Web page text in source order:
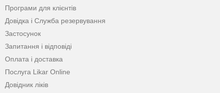
Програми для клієнтів
Довідка і Служба резервування
Застосунок
Запитання і відповіді
Оплата і доставка
Послуга Likar Online
Довідник ліків